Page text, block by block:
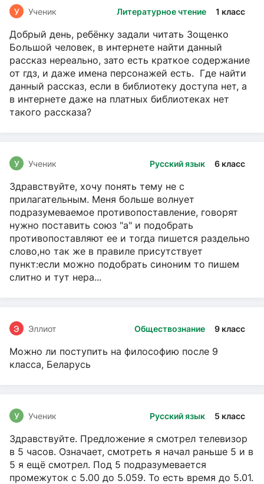
Литературное чтение 1 класс
У Ученик
Добрый день, ребёнку задали читать Зощенко
Большой человек, в интернете найти данный
рассказ нереально, зато есть краткое содержание
от гдз, и даже имена персонажей есть. Где найти
данный рассказ, если в библиотеку доступа нет, а
в интернете даже на платных библиотеках нет
такого рассказа?
Русский язык 6 класс
У Ученик
Здравствуйте, хочу понять тему не с
прилагательным. Меня больше волнует
подразумеваемое противопоставление, говорят
нужно поставить союз "а" и подобрать
противопоставляют ее и тогда пишется раздельно
слово,но так же в правиле присутствует
пункт:если можно подобрать синоним то пишем
слитно и тут нера...
Обществознание 9 класс
Э Эллиот
Можно ли поступить на философию после 9
класса, Беларусь
Русский язык 5 класс
У Ученик
Здравствуйте. Предложение я смотрел телевизор
в 5 часов. Означает, смотреть я начал раньше 5 и в
5 я ещё смотрел. Под 5 подразумевается
промежуток с 5.00 до 5.059. То есть время до 5.01.